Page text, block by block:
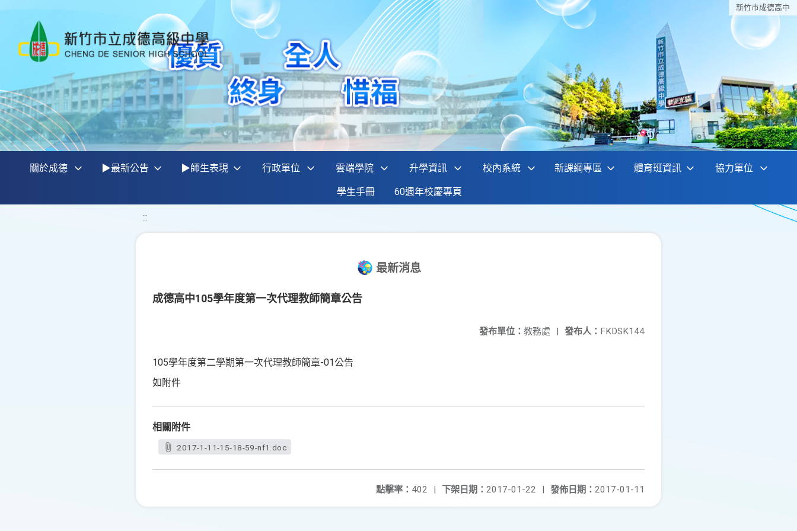
新竹巿成德高中
關於成德 ▶最新公告 ▶師生表現 行政單位 雲端學院 升學資訊 校內系統 新課綱專區 體育班資訊 協力單位
學生手冊 60週年校慶專頁
:::
最新消息
成德高中105學年度第一次代理教師簡章公告
發布人： FKDSK144
發布單位： 教務處 |
105學年度第二學期第一次代理教師簡章-01公告
如附件
相關附件
2017-1-11-15-18-59-nf1.doc
發佈日期： 2017-01-11
下架日期： 2017-01-22 |
點擊率： 402 |